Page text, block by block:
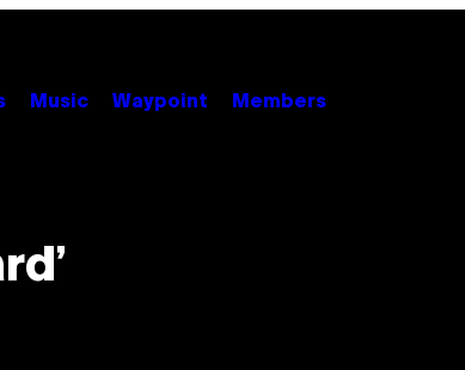
Music Waypoint Members